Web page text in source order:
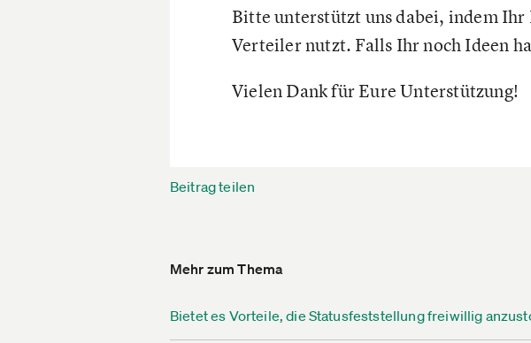
Bitte unterstützt uns dabei, indem
Verteiler nutzt. Falls Ihr noch Ideen
Vielen Dank für Eure Unterstützung!
Beitrag teilen
Mehr zum Thema
Bietet es Vorteile, die Statusfeststellung freiwillig